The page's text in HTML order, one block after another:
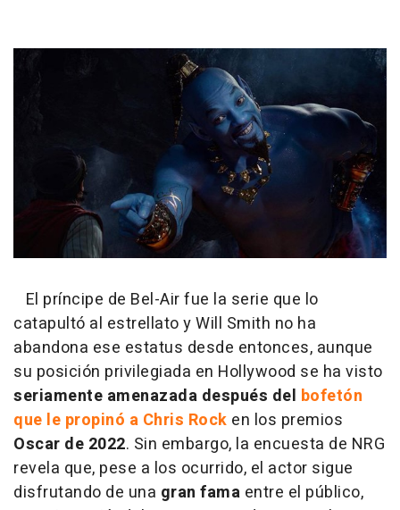
El príncipe de Bel-Air fue la serie que lo
catapultó al estrellato y Will Smith no ha
abandona ese estatus desde entonces, aunque
su posición privilegiada en Hollywood se ha visto
seriamente amenazada después del bofetón
que le propinó a Chris Rock en los premios
Oscar de 2022. Sin embargo, la encuesta de NRG
revela que, pese a los ocurrido, el actor sigue
disfrutando de una gran fama entre el público,